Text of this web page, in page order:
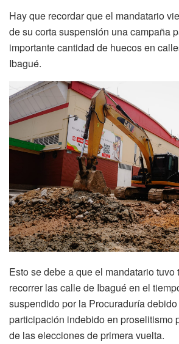
Hay que recordar que el mandatario
de su corta suspensión una campaña
importante cantidad de huecos en
Ibagué.
Esto se debe a que el mandatario tuvo
recorrer las calle de Ibagué en el
suspendido por la Procuraduría
participación indebido en proselitismo
de las elecciones de primera vuelta.